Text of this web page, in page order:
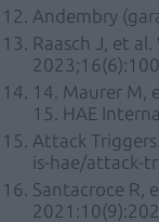
Andembry
Raasch J, et
14. Maurer M,
15. HAE
Attack
is-hae/attack-
Santacroce R,